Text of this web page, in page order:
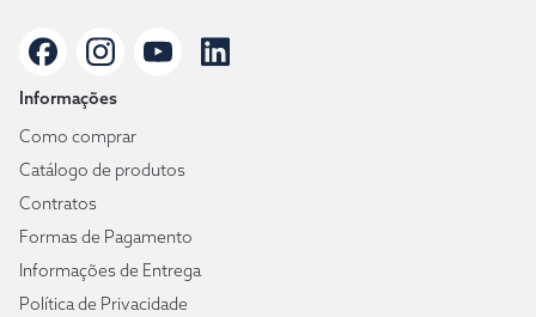
Informações
Como comprar
Catálogo de produtos
Contratos
Formas de Pagamento
Informações de Entrega
Política de Privacidade